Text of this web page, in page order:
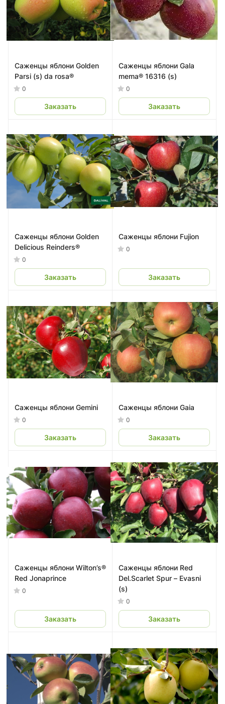
Саженцы яблони Golden
Parsi (s) da rosa®
0
Заказать
Саженцы яблони Gala
mema® 16316 (s)
0
Заказать
Саженцы яблони Golden
Delicious Reinders®
0
Заказать
Саженцы яблони Fujion
0
Заказать
Саженцы яблони Gemini
0
Заказать
Саженцы яблони Gaia
0
Заказать
Саженцы яблони Wilton’s®
Red Jonaprince
0
Заказать
Саженцы яблони Red
Del.Scarlet Spur – Evasni
(s)
0
Заказать